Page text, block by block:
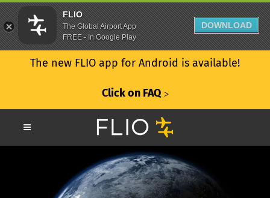
The new FLIO app for Android is available!
Click on FAQ ᐳ
FLIO
The Global Airport App
FREE - In Google Play
DOWNLOAD